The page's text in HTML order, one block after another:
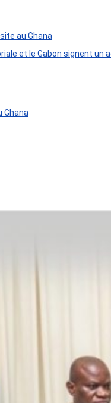
au Ghana
et le Gabon signent un
Ghana